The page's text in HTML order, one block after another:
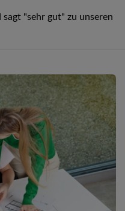
"sehr gut" zu unseren